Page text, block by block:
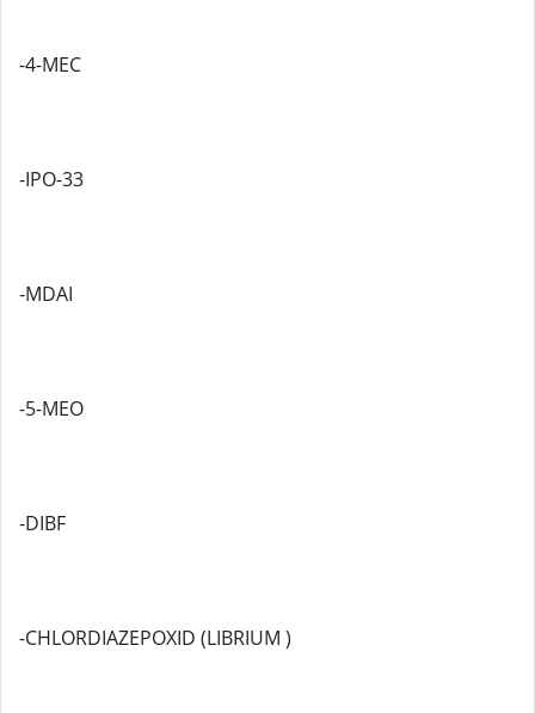
-4-MEC
-IPO-33
-MDAI
-5-MEO
-DIBF
-CHLORDIAZEPOXID (LIBRIUM )